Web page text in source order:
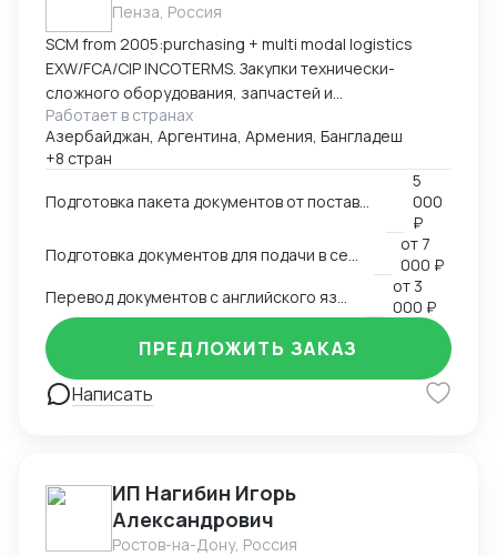
Пенза, Россия
SCM from 2005:purchasing + multi modal logistics
EXW/FCA/CIP INCOTERMS. Закупки технически-
сложного оборудования, запчастей и
комплектующих к нему.
Работает в странах
Азербайджан, Аргентина, Армения, Бангладеш
+8 стран
Подготовка пакета документов от поставщика на EXW, FCA, CIP
5
000
₽
от 7
000 ₽
от 3
000 ₽
Написать
ПРЕДЛОЖИТЬ ЗАКАЗ
ИП Нагибин Игорь
Александрович
Ростов-на-Дону, Россия